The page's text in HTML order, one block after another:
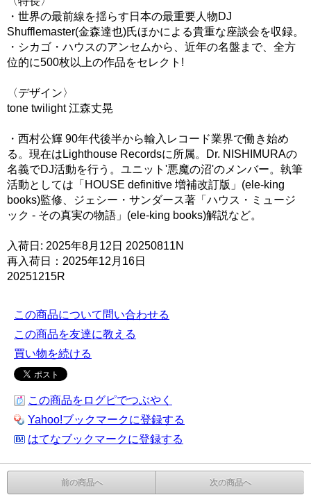
・世界の最前線を揺らす日本の最重要人物DJ
Shufflemaster(金森達也)氏ほかによる貴重な座談会を収録。
・シカゴ・ハウスのアンセムから、近年の名盤まで、全方
位的に500枚以上の作品をセレクト!
〈デザイン〉
tone twilight 江森丈晃
・西村公輝 90年代後半から輸入レコード業界で働き始め
る。現在はLighthouse Recordsに所属。Dr. NISHIMURAの
名義でDJ活動を行う。ユニット'悪魔の沼'のメンバー。執筆
活動としては「HOUSE definitive 増補改訂版」(ele-king
books)監修、ジェシー・サンダース著「ハウス・ミュージ
ック - その真実の物語」(ele-king books)解説など。
入荷日: 2025年8月12日 20250811N
再入荷日：2025年12月16日
20251215R
この商品について問い合わせる
この商品を友達に教える
買い物を続ける
この商品をログピでつぶやく
Yahoo!ブックマークに登録する
はてなブックマークに登録する
前の商品へ 次の商品へ